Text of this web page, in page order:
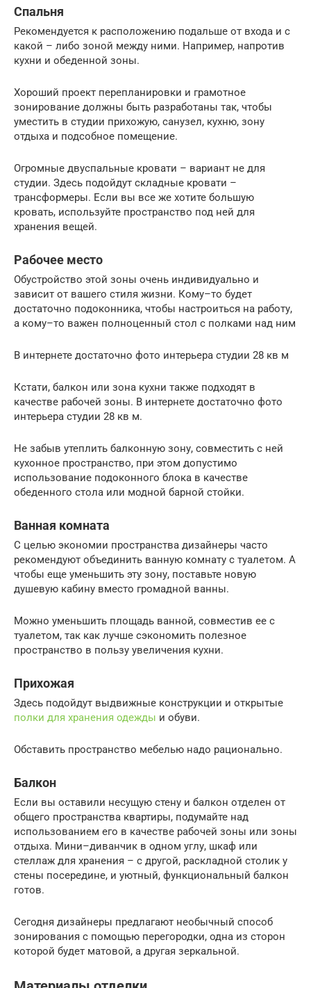
Спальня
Рекомендуется к расположению подальше от входа и с
какой – либо зоной между ними. Например, напротив
кухни и обеденной зоны.
Хороший проект перепланировки и грамотное
зонирование должны быть разработаны так, чтобы
уместить в студии прихожую, санузел, кухню, зону
отдыха и подсобное помещение.
Огромные двуспальные кровати – вариант не для
студии. Здесь подойдут складные кровати –
трансформеры. Если вы все же хотите большую
кровать, используйте пространство под ней для
хранения вещей.
Рабочее место
Обустройство этой зоны очень индивидуально и
зависит от вашего стиля жизни. Кому–то будет
достаточно подоконника, чтобы настроиться на работу,
а кому–то важен полноценный стол с полками над ним
В интернете достаточно фото интерьера студии 28 кв м
Кстати, балкон или зона кухни также подходят в
качестве рабочей зоны. В интернете достаточно фото
интерьера студии 28 кв м.
Не забыв утеплить балконную зону, совместить с ней
кухонное пространство, при этом допустимо
использование подоконного блока в качестве
обеденного стола или модной барной стойки.
Ванная комната
С целью экономии пространства дизайнеры часто
рекомендуют объединить ванную комнату с туалетом. А
чтобы еще уменьшить эту зону, поставьте новую
душевую кабину вместо громадной ванны.
Можно уменьшить площадь ванной, совместив ее с
туалетом, так как лучше сэкономить полезное
пространство в пользу увеличения кухни.
Прихожая
Здесь подойдут выдвижные конструкции и открытые
полки для хранения одежды и обуви.
Обставить пространство мебелью надо рационально.
Балкон
Если вы оставили несущую стену и балкон отделен от
общего пространства квартиры, подумайте над
использованием его в качестве рабочей зоны или зоны
отдыха. Мини–диванчик в одном углу, шкаф или
стеллаж для хранения – с другой, раскладной столик у
стены посередине, и уютный, функциональный балкон
готов.
Сегодня дизайнеры предлагают необычный способ
зонирования с помощью перегородки, одна из сторон
которой будет матовой, а другая зеркальной.